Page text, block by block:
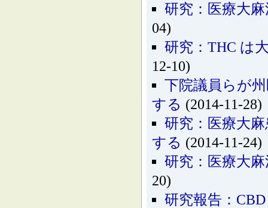
研究：医療大
04)
研究：THC は
12-10)
下院議員らが
する (2014-11-28)
研究：医療大
する (2014-11-24)
研究：医療大
20)
研究報告：